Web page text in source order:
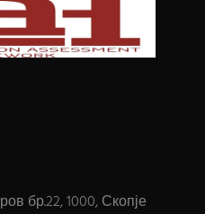
бр.22, 1000, Скопје